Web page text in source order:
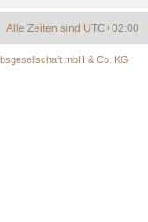
Alle Zeiten sind UTC+02:00
mbH & Co. KG